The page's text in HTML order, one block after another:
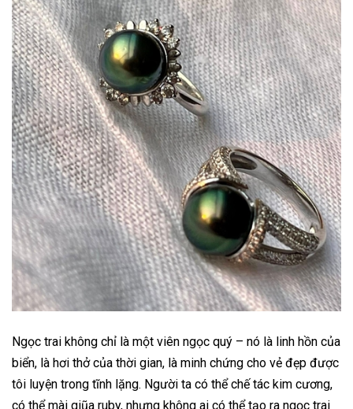
Ngọc trai không chỉ là một viên ngọc quý – nó là linh hồn của
biển, là hơi thở của thời gian, là minh chứng cho vẻ đẹp được
tôi luyện trong tĩnh lặng. Người ta có thể chế tác kim cương,
có thể mài giũa ruby, nhưng không ai có thể tạo ra ngọc trai